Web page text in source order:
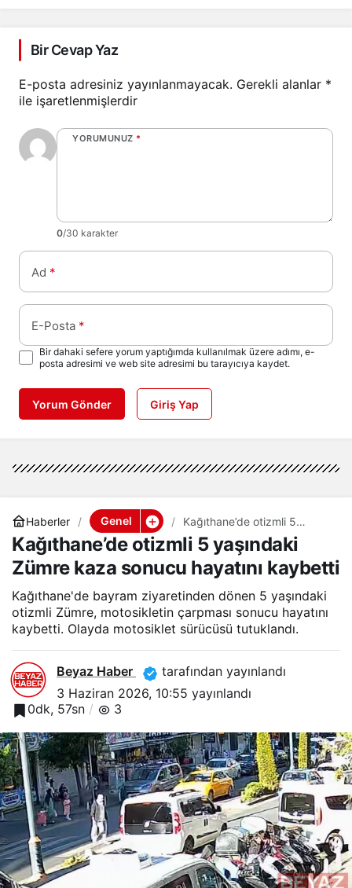
Bir Cevap Yaz
E-posta adresiniz yayınlanmayacak. Gerekli alanlar *
ile işaretlenmişlerdir
YORUMUNUZ *
0/30 karakter
Ad *
E-Posta *
Bir dahaki sefere yorum yaptığımda kullanılmak üzere adımı, e-
posta adresimi ve web site adresimi bu tarayıcıya kaydet.
Yorum Gönder Giriş Yap
Haberler Genel
Kağıthane’de otizmli 5
yaşındaki Zümre kaza
sonucu hayatını kaybetti
Kağıthane’de otizmli 5 yaşındaki
Zümre kaza sonucu hayatını kaybetti
Kağıthane'de bayram ziyaretinden dönen 5 yaşındaki
otizmli Zümre, motosikletin çarpması sonucu hayatını
kaybetti. Olayda motosiklet sürücüsü tutuklandı.
Beyaz Haber
tarafından yayınlandı
3 Haziran 2026, 10:55 yayınlandı
0dk, 57sn
3